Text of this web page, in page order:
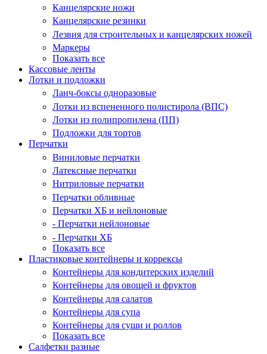
Канцелярские ножи
Канцелярские резинки
Лезвия для строительных и канцелярских ножей
Маркеры
Показать все
Кассовые ленты
Лотки и подложки
Ланч-боксы одноразовые
Лотки из вспененного полистирола (ВПС)
Лотки из полипропилена (ПП)
Подложки для тортов
Перчатки
Виниловые перчатки
Латексные перчатки
Нитриловые перчатки
Перчатки обливные
Перчатки ХБ и нейлоновые
- Перчатки нейлоновые
- Перчатки ХБ
Показать все
Пластиковые контейнеры и коррексы
Контейнеры для кондитерских изделий
Контейнеры для овощей и фруктов
Контейнеры для салатов
Контейнеры для супа
Контейнеры для суши и роллов
Показать все
Салфетки разные